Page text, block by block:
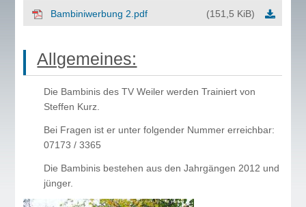
Bambiniwerbung 2.pdf (151,5 KiB)
Allgemeines:
Die Bambinis des TV Weiler werden Trainiert von
Steffen Kurz.
Bei Fragen ist er unter folgender Nummer erreichbar:
07173 / 3365
Die Bambinis bestehen aus den Jahrgängen 2012 und
jünger.